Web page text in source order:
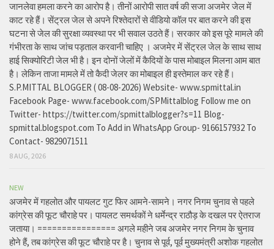
जानलेवा हमला करने का आरोप है। तीनों आरोपी सात वर्ष की सजा अजमेर जेल में
काट रहे हैं। सेंट्रल जेल से अपने रिश्तेदारों से वीडियो कॉल पर बात करने की इस
घटना से जेल की सुरक्षा व्यवस्था पर भी सवाल उठते हैं। सरकार को इस पूरे मामले की
गंभीरता के साथ जांच पड़ताल करवानी चाहिए । अजमेर में सेंट्रल जेल के साथ साथ
हाई सिक्योरिटी जेल भी है। इन दोनों जेलों में कैदियों के पास मोबाइल मिलना आम बात
है। लेकिन ताजा मामले में तो कैदी जेलर का मोबाइल ही इस्तेमाल कर रहे हैं।
S.P.MITTAL BLOGGER ( 08-08-2026) Website- www.spmittal.in
Facebook Page- www.facebook.com/SPMittalblog Follow me on
Twitter- https://twitter.com/spmittalblogger?s=11 Blog-
spmittal.blogspot.com To Add in WhatsApp Group- 9166157932 To
Contact- 9829071511
8 AUG, 2026
NEW
अजमेर में गहलोत और पायलट गुट फिर आमने-सामने। नगर निगम चुनाव से पहले
कांग्रेस की फूट चौराहे पर। पायलट समर्थकों ने धर्मेन्द्र राठौड़ के दखल पर ऐतराज
जताया। ================ अगले महीने जब अजमेर नगर निगम के चुनाव
होने हैं, तब कांग्रेस की फूट चौराहे पर है। चुनाव से पूर्व, पूर्व मुख्यमंत्री अशोक गहलोत